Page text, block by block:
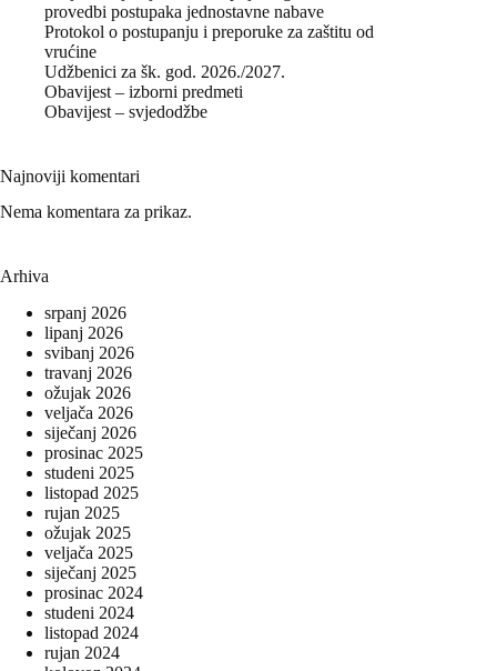
provedbi postupaka jednostavne nabave
Protokol o postupanju i preporuke za zaštitu od
vrućine
Udžbenici za šk. god. 2026./2027.
Obavijest – izborni predmeti
Obavijest – svjedodžbe
Najnoviji komentari
Nema komentara za prikaz.
Arhiva
srpanj 2026
lipanj 2026
svibanj 2026
travanj 2026
ožujak 2026
veljača 2026
siječanj 2026
prosinac 2025
studeni 2025
listopad 2025
rujan 2025
ožujak 2025
veljača 2025
siječanj 2025
prosinac 2024
studeni 2024
listopad 2024
rujan 2024